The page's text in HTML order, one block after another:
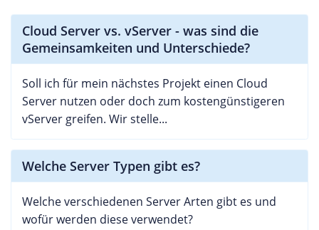
Cloud Server vs. vServer - was sind die
Gemeinsamkeiten und Unterschiede?
Soll ich für mein nächstes Projekt einen Cloud
Server nutzen oder doch zum kostengünstigeren
vServer greifen. Wir stelle...
Welche Server Typen gibt es?
Welche verschiedenen Server Arten gibt es und
wofür werden diese verwendet?